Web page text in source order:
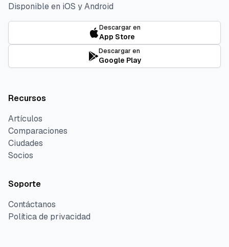
Disponible en iOS y Android
Descargar en
App Store
Descargar en
Google Play
Recursos
Artículos
Comparaciones
Ciudades
Socios
Soporte
Contáctanos
Política de privacidad